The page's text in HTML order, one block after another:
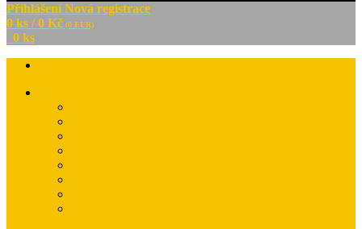
PřihlášeníNová registrace
0 ks / 0 Kč (0 EUR)
0 ks